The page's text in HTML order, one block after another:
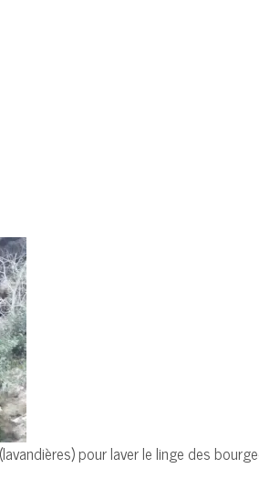
pour laver le linge des